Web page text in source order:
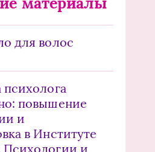
для волос
повышение
и
в Институте
и